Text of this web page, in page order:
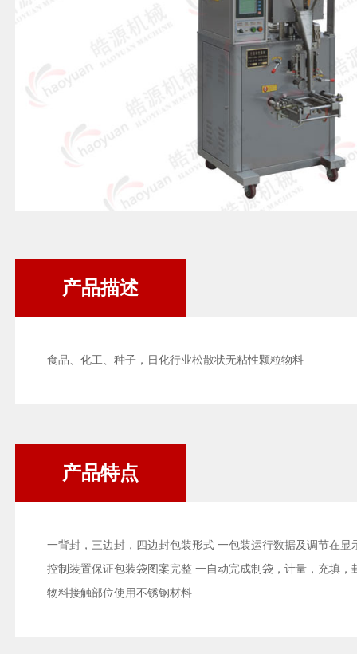
产品描述
食品、化工、种子，日化行业松散状无粘性颗粒物料
产品特点
一背封，三边封，四边封包装形式 一包装运行数据及调节在
控制装置保证包装袋图案完整 一自动完成制袋，计量，充填
物料接触部位使用不锈钢材料